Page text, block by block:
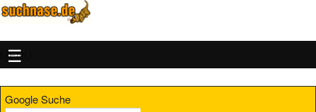
MENU
Google Suche